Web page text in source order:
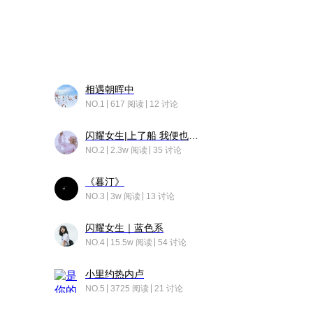
相遇朝晖中
NO.1 617 阅读 12 讨论
NO.2 2.3w 阅读 35 讨论
《暮汀》
NO.3 3w 阅读 13 讨论
闪耀女生｜蓝色系
NO.4 15.5w 阅读 54 讨论
小里约热内卢
NO.5 3725 阅读 21 讨论